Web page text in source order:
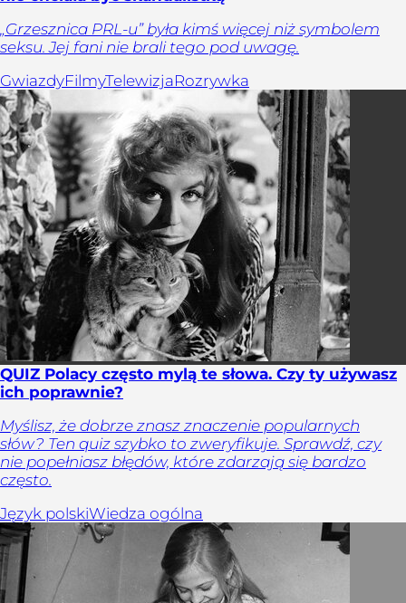
„Grzesznica PRL-u” była kimś więcej niż symbolem
seksu. Jej fani nie brali tego pod uwagę.
GwiazdyFilmyTelewizjaRozrywka
QUIZ Polacy często mylą te słowa. Czy ty używasz
ich poprawnie?
Myślisz, że dobrze znasz znaczenie popularnych
słów? Ten quiz szybko to zweryfikuje. Sprawdź, czy
nie popełniasz błędów, które zdarzają się bardzo
często.
Język polskiWiedza ogólna